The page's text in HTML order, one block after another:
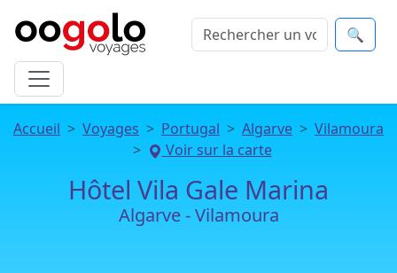
🔍
Accueil Voyages Portugal Algarve
Vilamoura
Voir sur la carte
Hôtel Vila Gale Marina
Algarve - Vilamoura